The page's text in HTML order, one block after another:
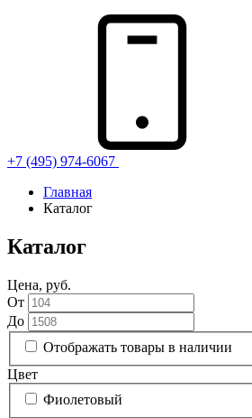
+7 (495) 974-6067
Главная
Каталог
Каталог
Цена, руб.
От
До
Отображать товары в наличии
Цвет
Фиолетовый